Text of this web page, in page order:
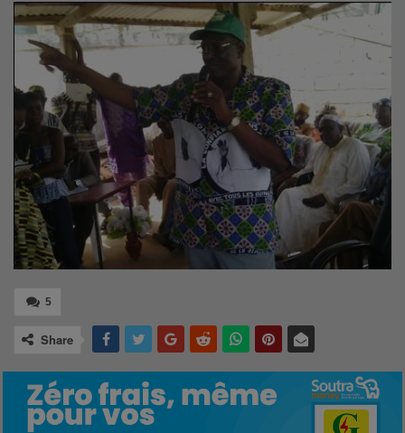
5
Share